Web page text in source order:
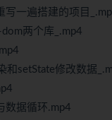
一遍搭建的项目
两个库_.mp4
setState修改数据
数据循环.mp4